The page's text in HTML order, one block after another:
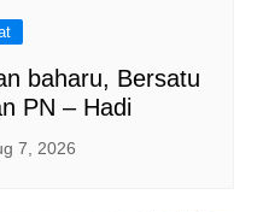
baharu, Bersatu
PN – Hadi
7, 2026